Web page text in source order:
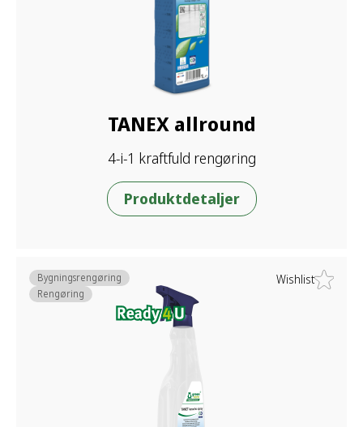
TANEX allround
4-i-1 kraftfuld rengøring
Produktdetaljer
Wishlist
Bygningsrengøring
Rengøring